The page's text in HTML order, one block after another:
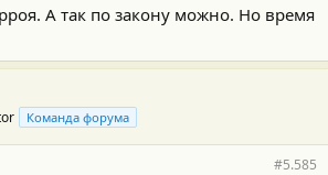
А так по закону можно. Но время
Команда форума
#5.585